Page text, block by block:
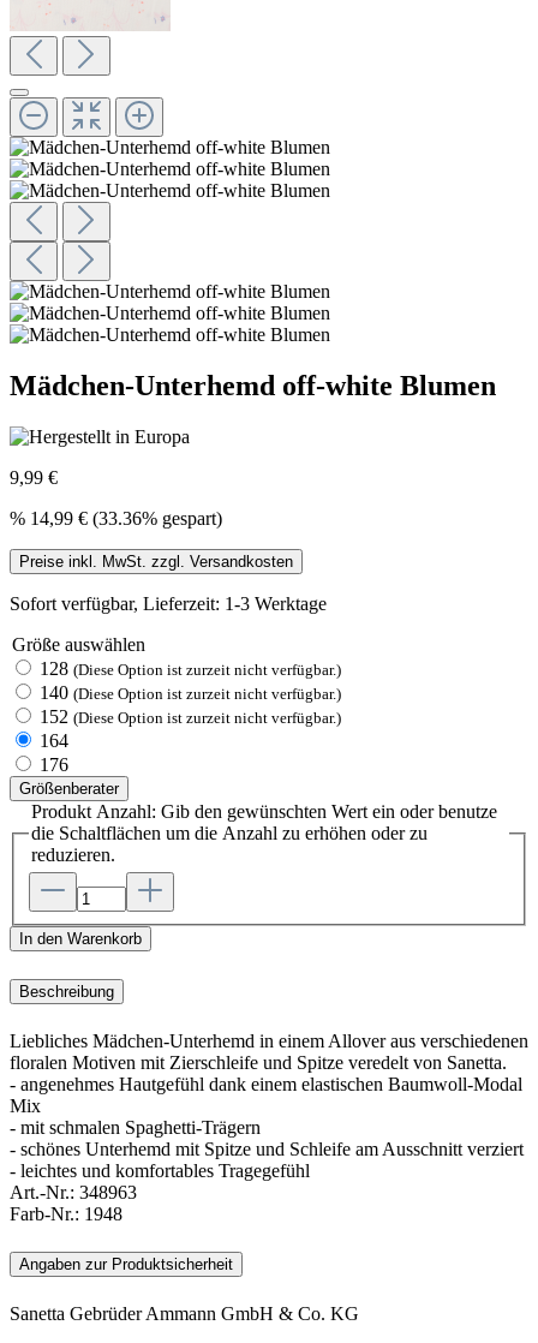
Mädchen-Unterhemd off-white Blumen
9,99 €
% 14,99 € (33.36% gespart)
Preise inkl. MwSt. zzgl. Versandkosten
Sofort verfügbar, Lieferzeit: 1-3 Werktage
Größe auswählen
128 (Diese Option ist zurzeit nicht verfügbar.)
140 (Diese Option ist zurzeit nicht verfügbar.)
152 (Diese Option ist zurzeit nicht verfügbar.)
164
176
Größenberater
Produkt Anzahl: Gib den gewünschten Wert ein oder benutze
die Schaltflächen um die Anzahl zu erhöhen oder zu
reduzieren.
In den Warenkorb
Beschreibung
Liebliches Mädchen-Unterhemd in einem Allover aus verschiedenen
floralen Motiven mit Zierschleife und Spitze veredelt von Sanetta.
- angenehmes Hautgefühl dank einem elastischen Baumwoll-Modal
Mix
- mit schmalen Spaghetti-Trägern
- schönes Unterhemd mit Spitze und Schleife am Ausschnitt verziert
- leichtes und komfortables Tragegefühl
Art.-Nr.: 348963
Farb-Nr.: 1948
Angaben zur Produktsicherheit
Sanetta Gebrüder Ammann GmbH & Co. KG